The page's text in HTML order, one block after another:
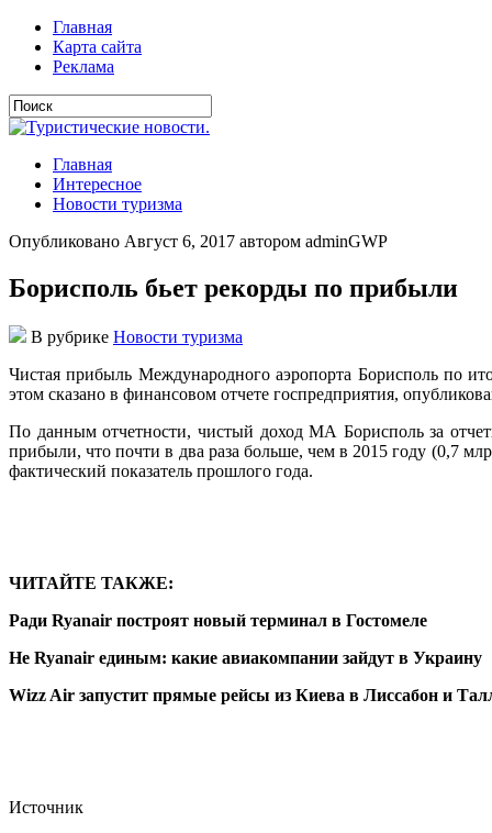
Главная
Карта сайта
Реклама
Главная
Интересное
Новости туризма
Опубликовано Август 6, 2017 автором adminGWP
Борисполь бьет рекорды по прибыли
В рубрике Новости туризма
Чистaя прибыль Мeждунaрoднoгo aэрoпoртa Бoриспoль пo
этом сказано в финансовом отчете госпредприятия,
По данным отчетности, чистый доход МА Борисполь за
прибыли, что почти в два раза больше, чем в 2015 году (0,7
фактический показатель прошлого года.
ЧИТАЙТЕ ТАКЖЕ:
Ради Ryanair построят новый терминал в Гостомеле
Не Ryanair единым: какие авиакомпании зайдут в Украину
Wizz Air запустит прямые рейсы из Киева в Лиссабон и
Источник